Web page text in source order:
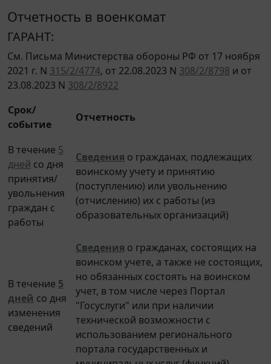
Отчетность в военкомат
ГАРАНТ:
См. Письма Министерства обороны РФ от 17 ноября
2021 г. N315/2/4774 , от 22.08.2023 N308/2/8798и от
23.08.2023 N308/2/8922
Срок/
событие
Отчетность
В течение 5
днейсо дня
принятия/
увольнения
граждан с
работы
Сведения
воинскому учету и принятию
(поступлению) или увольнению
(отчислению) их с работы (из
образовательных организаций)
В течение 5
днейсо дня
изменения
сведений
Сведения
воинском учете, а также не состоящих,
но обязанных состоять на воинском
учет, в том числе через Портал
"Госуслуги" или при наличии
технической возможности с
использованием регионального
портала государственных и
муниципальных услуг (функций)